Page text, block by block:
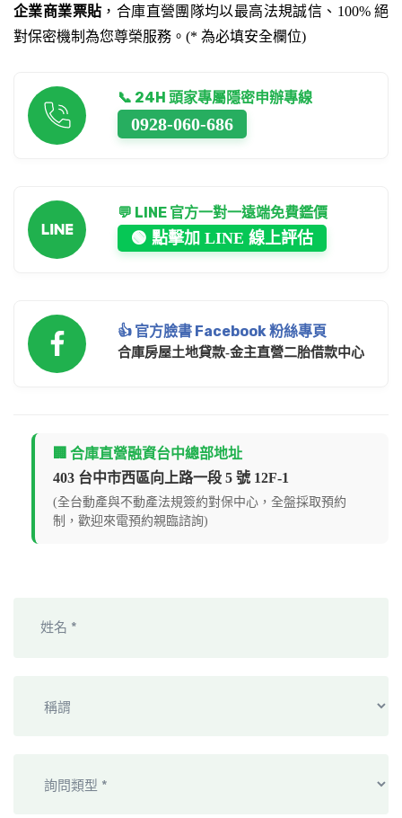
企業商業票貼 ，合庫直營團隊均以最高法規誠信、100% 絕
對保密機制為您尊榮服務。(* 為必填安全欄位)
📞 24H 頭家專屬隱密申辦專線
0928-060-686
💬 LINE 官方一對一遠端免費鑑價
🟢 點擊加 LINE 線上評估
👍 官方臉書 Facebook 粉絲專頁
合庫房屋土地貸款-金主直營二胎借款中心
🏢 合庫直營融資台中總部地址
403 台中市西區向上路一段 5 號 12F-1
(全台動產與不動產法規簽約對保中心，全盤採取預約
制，歡迎來電預約親臨諮詢)